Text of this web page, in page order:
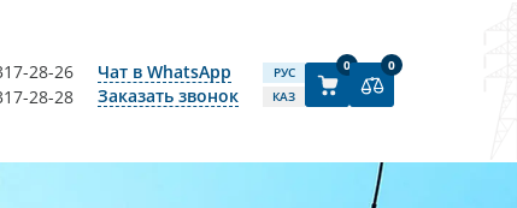
28-26
28-28
Чат в WhatsApp
Заказать звонок
РУС
КАЗ
0 0